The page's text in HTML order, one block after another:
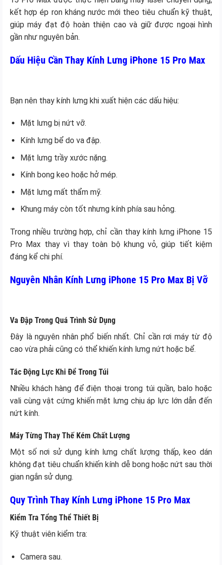
kết hợp ép ron kháng nước mới theo tiêu chuẩn kỹ thuật,
giúp máy đạt độ hoàn thiện cao và giữ được ngoại hình
gần như nguyên bản.
Dấu Hiệu Cần Thay Kính Lưng iPhone 15 Pro Max
Bạn nên thay kính lưng khi xuất hiện các dấu hiệu:
Mặt lưng bị nứt vỡ.
Kính lưng bể do va đập.
Mặt lưng trầy xước nặng.
Kính bong keo hoặc hở mép.
Mặt lưng mất thẩm mỹ.
Khung máy còn tốt nhưng kính phía sau hỏng.
Trong nhiều trường hợp, chỉ cần thay kính lưng iPhone 15
Pro Max thay vì thay toàn bộ khung vỏ, giúp tiết kiệm
đáng kể chi phí.
Nguyên Nhân Kính Lưng iPhone 15 Pro Max Bị Vỡ
Va Đập Trong Quá Trình Sử Dụng
Đây là nguyên nhân phổ biến nhất. Chỉ cần rơi máy từ độ
cao vừa phải cũng có thể khiến kính lưng nứt hoặc bể.
Tác Động Lực Khi Để Trong Túi
Nhiều khách hàng để điện thoại trong túi quần, balo hoặc
vali cùng vật cứng khiến mặt lưng chịu áp lực lớn dẫn đến
nứt kính.
Máy Từng Thay Thế Kém Chất Lượng
Một số nơi sử dụng kính lưng chất lượng thấp, keo dán
không đạt tiêu chuẩn khiến kính dễ bong hoặc nứt sau thời
gian ngắn sử dụng.
Quy Trình Thay Kính Lưng iPhone 15 Pro Max
Kiểm Tra Tổng Thể Thiết Bị
Kỹ thuật viên kiểm tra:
Camera sau.